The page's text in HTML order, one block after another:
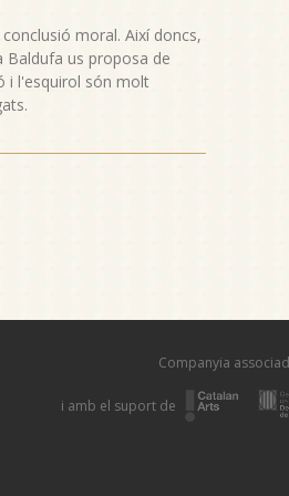
moral. Així doncs,
Baldufa us proposa de
i l'esquirol són molt
Companyia
i amb el suport de